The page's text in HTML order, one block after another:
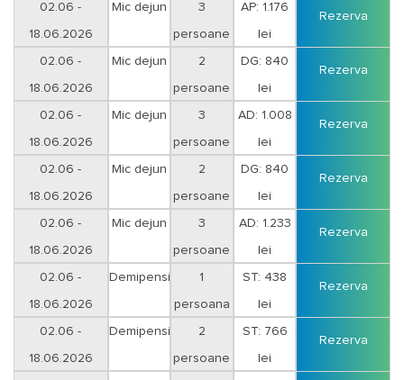
Vineri-Sambata
02.06 -
18.06.2026
Vineri-Sambata
Mic dejun 3
persoane
AP: 1.176
lei
Rezerva
02.06 -
18.06.2026
Duminica-Joi
Mic dejun 2
persoane
DG: 840
lei
Rezerva
02.06 -
18.06.2026
Duminica-Joi
Mic dejun 3
persoane
AD: 1.008
lei
Rezerva
02.06 -
18.06.2026
Vineri-Sambata
Mic dejun 2
persoane
DG: 840
lei
Rezerva
02.06 -
18.06.2026
Vineri-Sambata
Mic dejun 3
persoane
AD: 1.233
lei
Rezerva
02.06 -
18.06.2026
Duminica-Joi
Demipensiune 1
persoana
ST: 438
lei
Rezerva
02.06 -
18.06.2026
Demipensiune 2
persoane
ST: 766
lei
Rezerva